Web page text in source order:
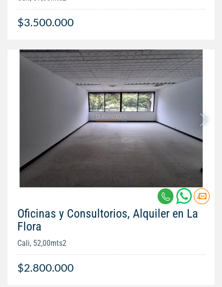
$3.500.000
Oficinas y Consultorios, Alquiler en La
Flora
Cali, 52,00mts2
$2.800.000